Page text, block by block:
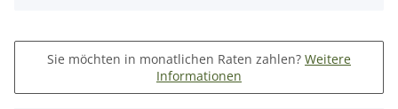
Sie möchten in monatlichen Raten zahlen? Weitere
Informationen